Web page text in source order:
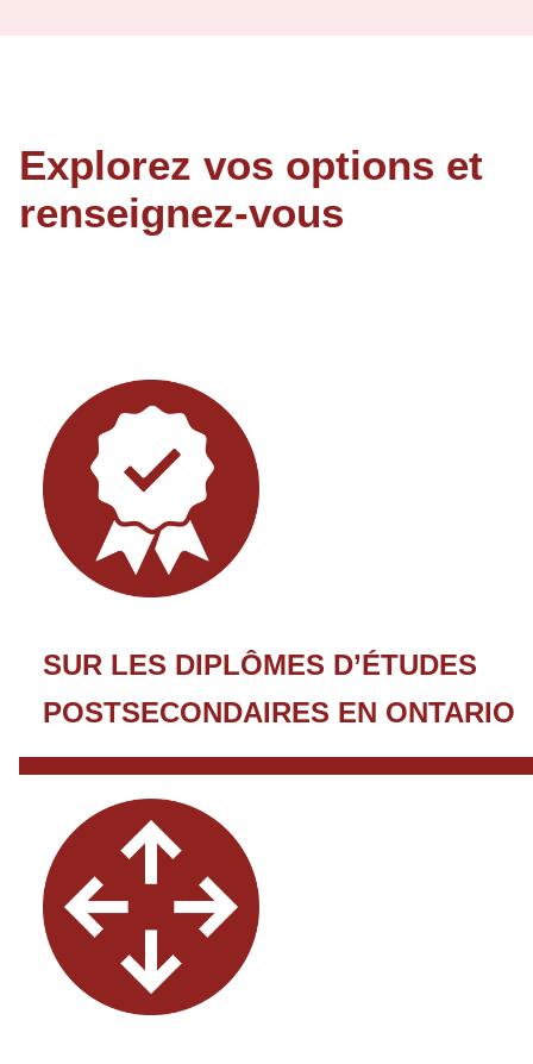
Explorez vos options et
renseignez-vous
SUR LES DIPLÔMES D’ÉTUDES
POSTSECONDAIRES EN ONTARIO